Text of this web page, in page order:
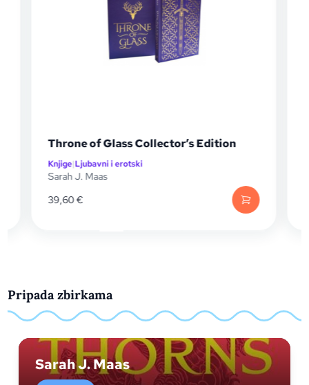
Throne of Glass Collector’s Edition
Knjige|Ljubavni i erotski
Sarah J. Maas
39,60€
Pripada zbirkama
Sarah J. Maas